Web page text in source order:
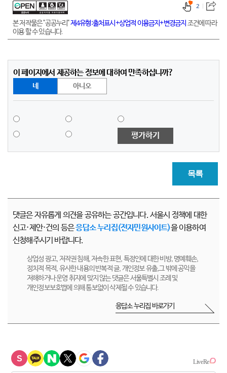
본 저작물은 "공공누리"제4유형:출처표시+상업적 이용금지+변경금지 조건에 따라
이용 할 수 있습니다.
2
이 페이지에서 제공하는 정보에 대하여 만족하십니까?
네 아니오
평가하기
목록
댓글은 자유롭게 의견을 공유하는 공간입니다. 서울시 정책에 대한
신고·제안·건의 등은응답소 누리집(전자민원사이트)을 이용하여
신청해주시기 바랍니다.
상업성 광고, 저작권 침해, 저속한 표현, 특정인에 대한 비방, 명예훼손,
정치적 목적, 유사한 내용의 반복적 글, 개인정보 유출,그 밖에 공익을
저해하거나 운영 취지에 맞지 않는 댓글은 서울특별시 조례 및
개인정보보호법에 의해 통보없이 삭제될 수 있습니다.
응답소 누리집 바로가기